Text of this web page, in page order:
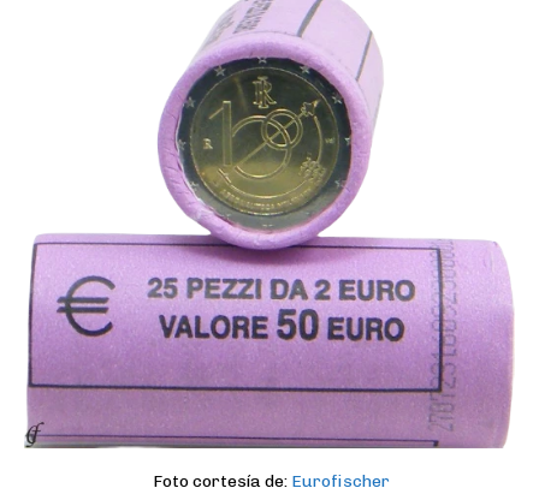
Foto cortesía de: Eurofischer